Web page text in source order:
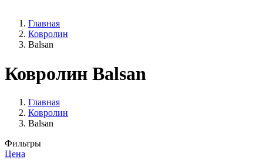
Главная
Ковролин
Balsan
Ковролин Balsan
Главная
Ковролин
Balsan
Фильтры
Цена